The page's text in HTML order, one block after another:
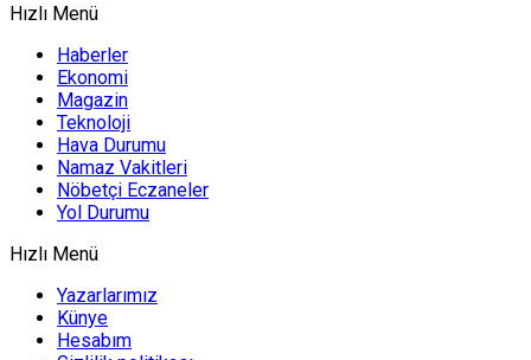
Hızlı Menü
Haberler
Ekonomi
Magazin
Teknoloji
Hava Durumu
Namaz Vakitleri
Nöbetçi Eczaneler
Yol Durumu
Hızlı Menü
Yazarlarımız
Künye
Hesabım